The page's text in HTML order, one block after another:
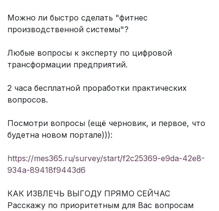
Можно ли быстро сделать "фитнес
производственной системы"?
Любые вопросы к эксперту по цифровой
трансформации предприятий.
2 часа бесплатной проработки практических
вопросов.
Посмотри вопросы (ещё черновик, и первое, что
будетна новом портале))):
https://mes365.ru/survey/start/f2c25369-e9da-42e8-
934a-89418f9443d6
КАК ИЗВЛЕЧЬ ВЫГОДУ ПРЯМО СЕЙЧАС
Расскажу по приоритетным для Вас вопросам